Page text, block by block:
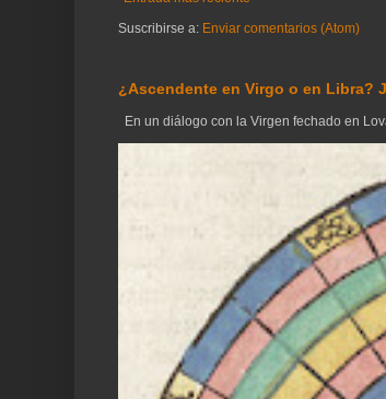
Suscribirse a: Enviar comentarios (Atom)
¿Ascendente en Virgo o en Libra?
En un diálogo con la Virgen fechado en